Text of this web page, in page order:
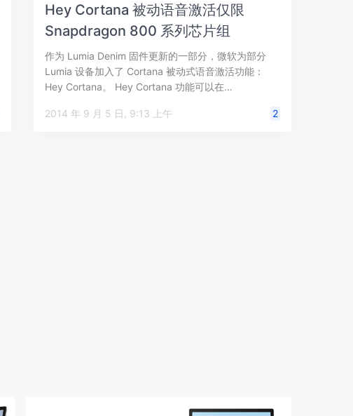
Hey Cortana 被动语音激活仅限
Snapdragon 800 系列芯片组
作为 Lumia Denim 固件更新的一部分，微软为部分
Lumia 设备加入了 Cortana 被动式语音激活功能：
Hey Cortana。 Hey Cortana 功能可以在…
2014 年 9 月 5 日, 9:13 上午 2